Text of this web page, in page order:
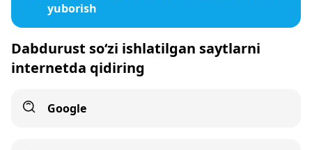
yuborish
Dabdurust so‘zi ishlatilgan saytlarni
internetda qidiring
Google